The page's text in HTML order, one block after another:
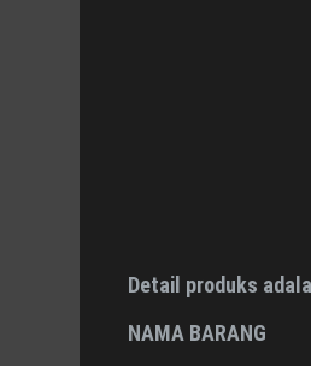
Detail produks
NAMA BARANG